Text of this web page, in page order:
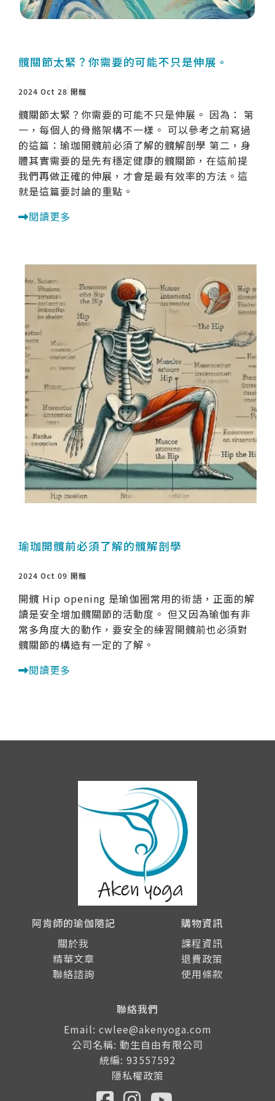
髖關節太緊？你需要的可能不只是伸展。
2024 Oct 28 開髖
髖關節太緊？你需要的可能不只是伸展。 因為： 第
一，每個人的骨骼架構不一樣。 可以參考之前寫過
的這篇：瑜珈開髖前必須了解的髖解剖學 第二，身
體其實需要的是先有穩定健康的髖關節，在這前提
我們再做正確的伸展，才會是最有效率的方法。這
就是這篇要討論的重點。
閱讀更多
瑜珈開髖前必須了解的髖解剖學
2024 Oct 09 開髖
開髖 Hip opening 是瑜伽圈常用的術語，正面的解
讀是安全增加髖關節的活動度。 但又因為瑜伽有非
常多角度大的動作，要安全的練習開髖前也必須對
髖關節的構造有一定的了解。
閱讀更多
阿肯師的瑜伽隨記
關於我
精華文章
聯絡諮詢
購物資訊
課程資訊
退費政策
使用條款
聯絡我們
Email: cwlee@akenyoga.com
公司名稱: 動生自由有限公司
統編: 93557592
隱私權政策